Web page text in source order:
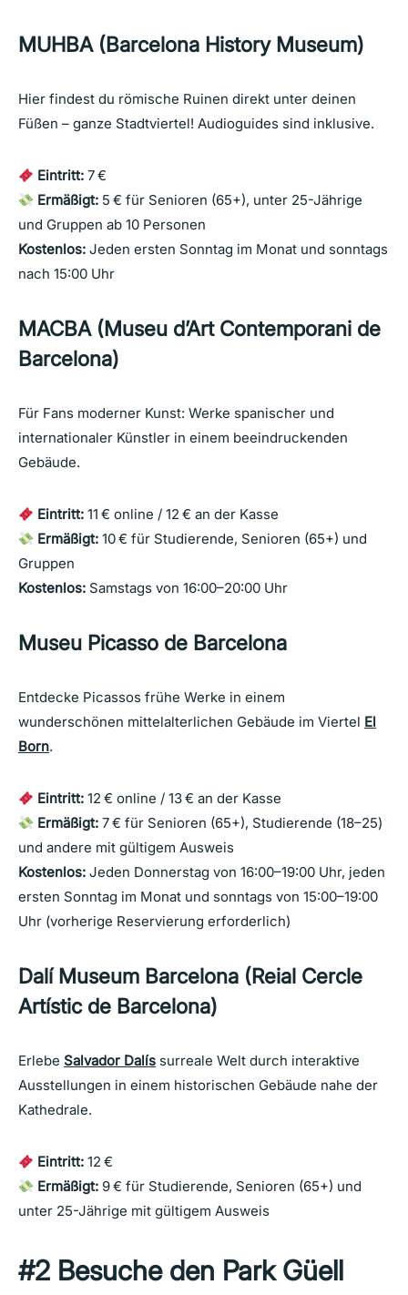
MUHBA (Barcelona History Museum)
Hier findest du römische Ruinen direkt unter deinen
Füßen – ganze Stadtviertel! Audioguides sind inklusive.
Eintritt: 7 €
Ermäßigt: 5 € für Senioren (65+), unter 25-Jährige
und Gruppen ab 10 Personen
Kostenlos: Jeden ersten Sonntag im Monat und sonntags
nach 15:00 Uhr
MACBA (Museu d’Art Contemporani de
Barcelona)
Für Fans moderner Kunst: Werke spanischer und
internationaler Künstler in einem beeindruckenden
Gebäude.
Eintritt: 11 € online / 12 € an der Kasse
Ermäßigt: 10 € für Studierende, Senioren (65+) und
Gruppen
Kostenlos: Samstags von 16:00–20:00 Uhr
Museu Picasso de Barcelona
Entdecke Picassos frühe Werke in einem
wunderschönen mittelalterlichen Gebäude im Viertel El
Born.
Eintritt: 12 € online / 13 € an der Kasse
Ermäßigt: 7 € für Senioren (65+), Studierende (18–25)
und andere mit gültigem Ausweis
Kostenlos: Jeden Donnerstag von 16:00–19:00 Uhr, jeden
ersten Sonntag im Monat und sonntags von 15:00–19:00
Uhr (vorherige Reservierung erforderlich)
Dalí Museum Barcelona (Reial Cercle
Artístic de Barcelona)
Erlebe Salvador Dalís surreale Welt durch interaktive
Ausstellungen in einem historischen Gebäude nahe der
Kathedrale.
Eintritt: 12 €
Ermäßigt: 9 € für Studierende, Senioren (65+) und
unter 25-Jährige mit gültigem Ausweis
#2 Besuche den Park Güell